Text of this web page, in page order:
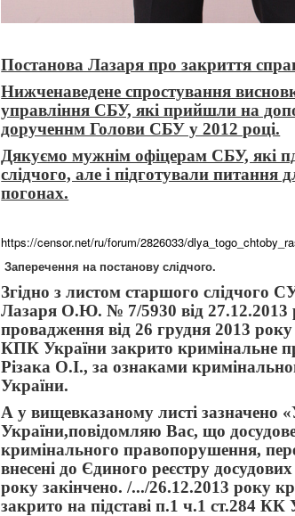
Постанова Лазаря про закриття
Нижченаведене спростування
управління СБУ, які прийшли на
дорученнм Голови СБУ у 2012 році.
Дякуємо мужнім офіцерам СБУ, які
слідчого, але і підготували
погонах.
https://censor.net/ru/forum/2826033/
Заперечення на постанову слідчого.
Згідно з листом старшого слідчого
Лазаря О.Ю. № 7/5930 від 27.12.2013
провадження від 26 грудня 2013 року
КПК України закрито кримінальне
Різака О.І., за ознаками
України.
А у вищевказаному листі зазначено
України,повідомляю Вас, що
кримінального правопорушення,
внесені до Єдиного реєстру
року закінчено. /.../26.12.2013 року
закрито на підставі п.1 ч.1 ст.284 КК